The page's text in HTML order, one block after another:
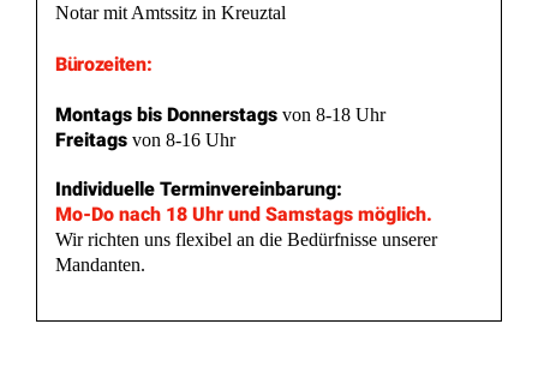
Notar mit Amtssitz in Kreuztal
Bürozeiten:
Montags bis Donnerstags von 8-18 Uhr
Freitags von 8-16 Uhr
Individuelle Terminvereinbarung:
Mo-Do nach 18 Uhr und Samstags möglich.
Wir richten uns flexibel an die Bedürfnisse unserer
Mandanten.